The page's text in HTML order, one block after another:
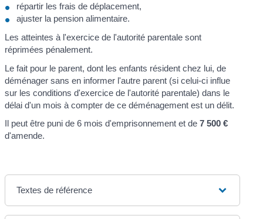
répartir les frais de déplacement,
ajuster la pension alimentaire.
Les atteintes à l'exercice de l'autorité parentale sont
réprimées pénalement.
Le fait pour le parent, dont les enfants résident chez lui, de
déménager sans en informer l'autre parent (si celui-ci influe
sur les conditions d'exercice de l'autorité parentale) dans le
délai d'un mois à compter de ce déménagement est un délit.
Il peut être puni de 6 mois d'emprisonnement et de7 500 €
d'amende.
Textes de référence